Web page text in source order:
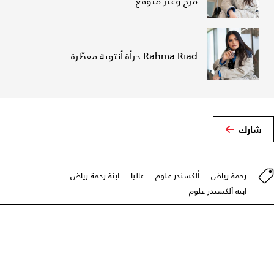
Rahma Riad جرأة أنثوية معطّرة
شارك
رحمة رياض ألكسندر علوم عاليا
ابنة رحمة رياض
ابنة ألكسندر علوم